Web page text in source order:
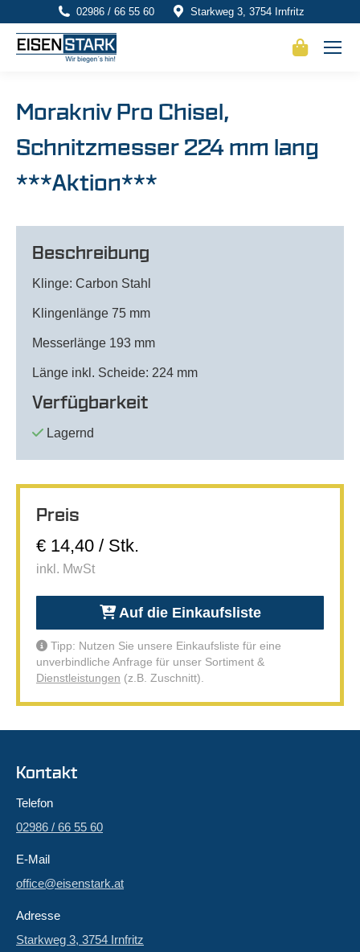
02986 / 66 55 60 Starkweg 3, 3754 Irnfritz
Morakniv Pro Chisel,
Schnitzmesser 224 mm lang
***Aktion***
Beschreibung
Klinge: Carbon Stahl
Klingenlänge 75 mm
Messerlänge 193 mm
Länge inkl. Scheide: 224 mm
Verfügbarkeit
Lagernd
Preis
€ 14,40 / Stk.
inkl. MwSt
Auf die Einkaufsliste
Tipp: Nutzen Sie unsere Einkaufsliste für eine
unverbindliche Anfrage für unser Sortiment &
Dienstleistungen (z.B. Zuschnitt).
Kontakt
Telefon
02986 / 66 55 60
E-Mail
office@eisenstark.at
Adresse
Starkweg 3, 3754 Irnfritz